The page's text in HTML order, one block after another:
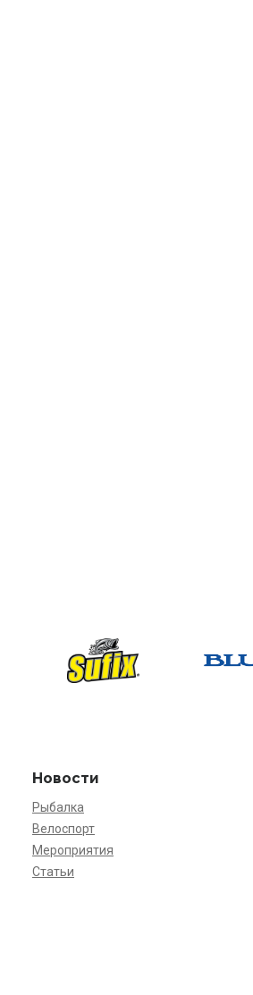
Новости
Рыбалка
Велоспорт
Мероприятия
Статьи